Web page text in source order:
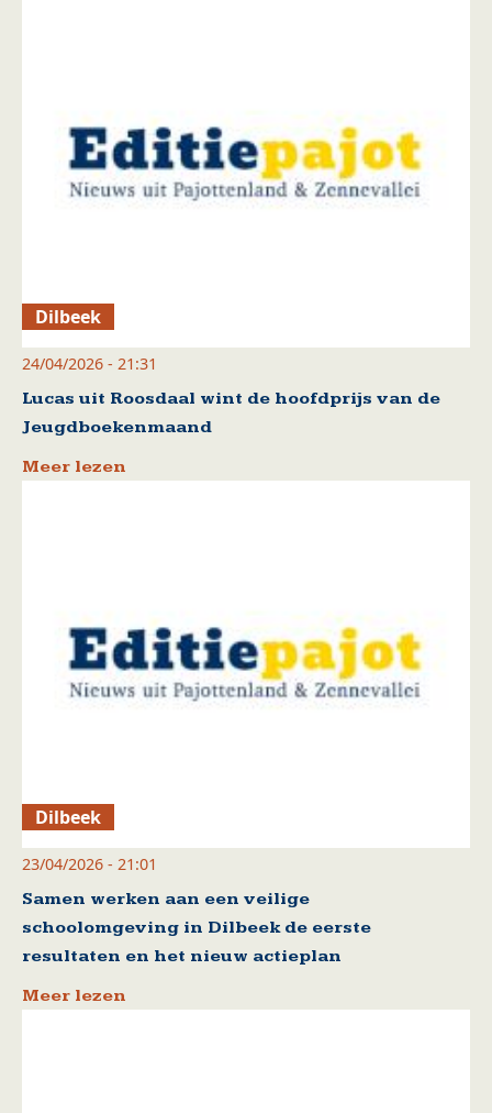
Dilbeek
24/04/2026 - 21:31
Lucas uit Roosdaal wint de hoofdprijs van de
Jeugdboekenmaand
Meer lezen
Dilbeek
23/04/2026 - 21:01
Samen werken aan een veilige
schoolomgeving in Dilbeek de eerste
resultaten en het nieuw actieplan
Meer lezen